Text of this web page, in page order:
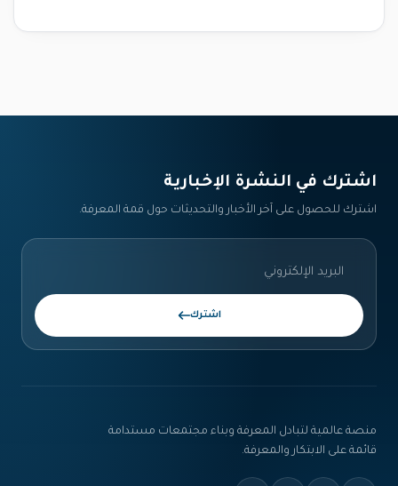
اشترك في النشرة الإخبارية‎
اشترك للحصول على آخر الأخبار والتحديثات حول قمة المعرفة.
اشترك
منصة عالمية لتبادل المعرفة وبناء مجتمعات مستدامة
قائمة على الابتكار والمعرفة.